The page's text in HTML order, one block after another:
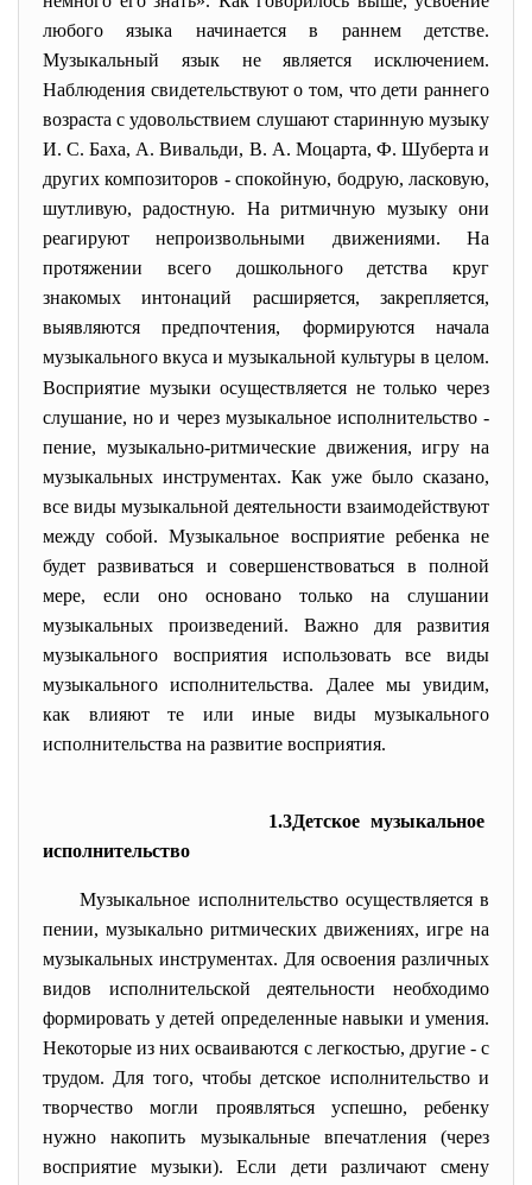
любого языка начинается в раннем детстве.
Музыкальный язык не является исключением.
Наблюдения свидетельствуют о том, что дети раннего
возраста с удовольствием слушают старинную музыку
И. С. Баха, А. Вивальди, В. А. Моцарта, Ф. Шуберта и
других композиторов - спокойную, бодрую, ласковую,
шутливую, радостную. На ритмичную музыку они
реагируют непроизвольными движениями. На
протяжении всего дошкольного детства круг
знакомых интонаций расширяется, закрепляется,
выявляются предпочтения, формируются начала
музыкального вкуса и музыкальной культуры в целом.
Восприятие музыки осуществляется не только через
слушание, но и через музыкальное исполнительство -
пение, музыкально-ритмические движения, игру на
музыкальных инструментах. Как уже было сказано,
все виды музыкальной деятельности взаимодействуют
между собой. Музыкальное восприятие ребенка не
будет развиваться и совершенствоваться в полной
мере, если оно основано только на слушании
музыкальных произведений. Важно для развития
музыкального восприятия использовать все виды
музыкального исполнительства. Далее мы увидим,
как влияют те или иные виды музыкального
исполнительства на развитие восприятия.
1.3Детское музыкальное
исполнительство
Музыкальное исполнительство осуществляется в
пении, музыкально ритмических движениях, игре на
музыкальных инструментах. Для освоения различных
видов исполнительской деятельности необходимо
формировать у детей определенные навыки и умения.
Некоторые из них осваиваются с легкостью, другие - с
трудом. Для того, чтобы детское исполнительство и
творчество могли проявляться успешно, ребенку
нужно накопить музыкальные впечатления (через
восприятие музыки). Если дети различают смену